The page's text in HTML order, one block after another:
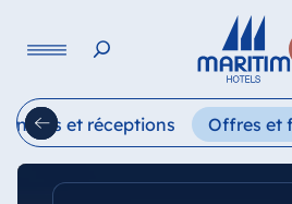
English
et réceptions Offres et